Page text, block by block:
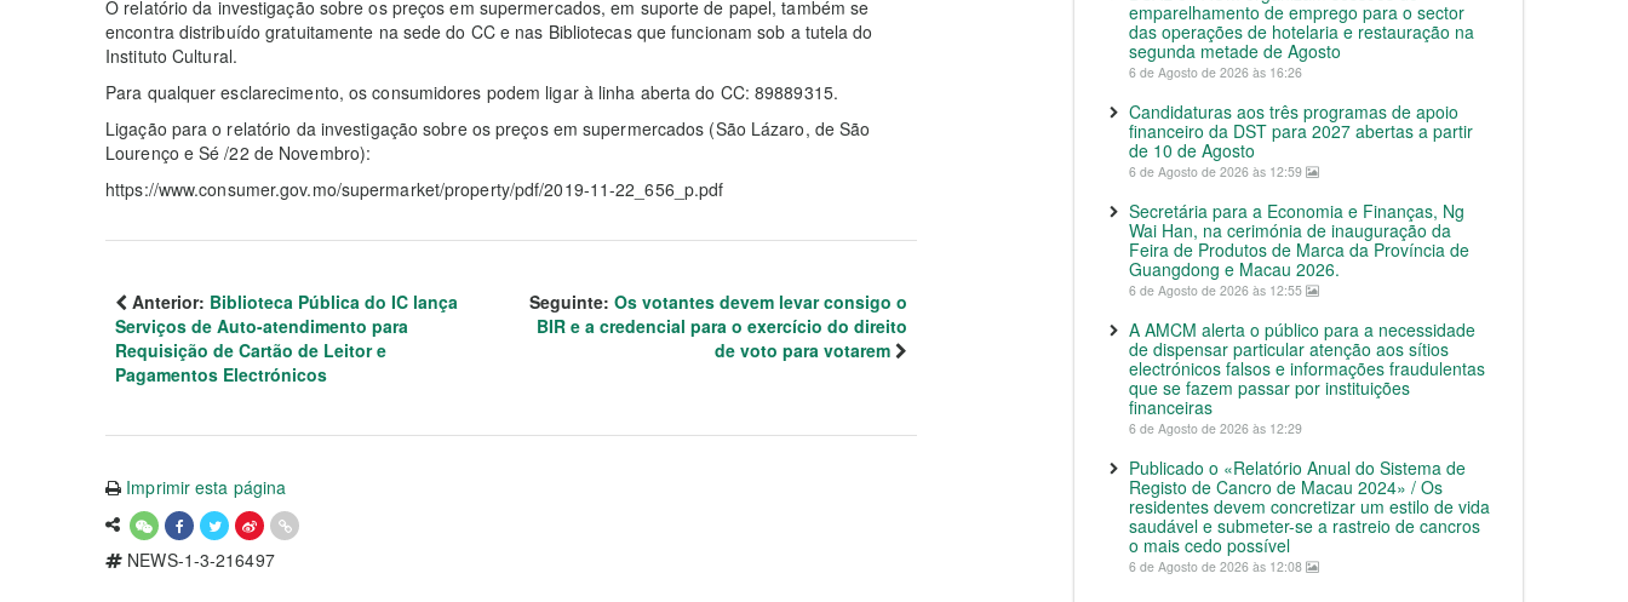
O relatório da investigação sobre os preços em supermercados, em suporte de papel, também se
encontra distribuído gratuitamente na sede do CC e nas Bibliotecas que funcionam sob a tutela do
Instituto Cultural.
Para qualquer esclarecimento, os consumidores podem ligar à linha aberta do CC: 89889315.
Ligação para o relatório da investigação sobre os preços em supermercados (São Lázaro, de São
Lourenço e Sé /22 de Novembro):
https://www.consumer.gov.mo/supermarket/property/pdf/2019-11-22_656_p.pdf
Anterior: Biblioteca Pública do IC lança
Serviços de Auto-atendimento para
Requisição de Cartão de Leitor e
Pagamentos Electrónicos
Seguinte: Os votantes devem levar consigo o
BIR e a credencial para o exercício do direito
de voto para votarem
Imprimir esta página
NEWS-1-3-216497
emparelhamento de emprego para o sector
das operações de hotelaria e restauração na
segunda metade de Agosto
6 de Agosto de 2026 às 16:26
Candidaturas aos três programas de apoio
financeiro da DST para 2027 abertas a partir
de 10 de Agosto
6 de Agosto de 2026 às 12:59
Secretária para a Economia e Finanças, Ng
Wai Han, na cerimónia de inauguração da
Feira de Produtos de Marca da Província de
Guangdong e Macau 2026.
6 de Agosto de 2026 às 12:55
A AMCM alerta o público para a necessidade
de dispensar particular atenção aos sítios
electrónicos falsos e informações fraudulentas
que se fazem passar por instituições
financeiras
6 de Agosto de 2026 às 12:29
Publicado o «Relatório Anual do Sistema de
Registo de Cancro de Macau 2024» / Os
residentes devem concretizar um estilo de vida
saudável e submeter-se a rastreio de cancros
o mais cedo possível
6 de Agosto de 2026 às 12:08